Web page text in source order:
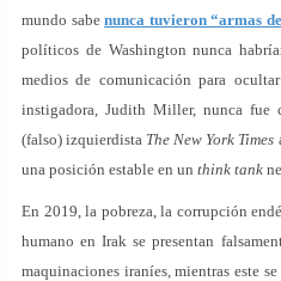
mundo sabenunca tuvieron “armas
políticos de Washington nunca
medios de comunicación para
instigadora, Judith Miller, nunca fue
(falso) izquierdista The New York Times
una posición estable en un think tank
En 2019, la pobreza, la corrupción
humano en Irak se presentan
maquinaciones iraníes, mientras este